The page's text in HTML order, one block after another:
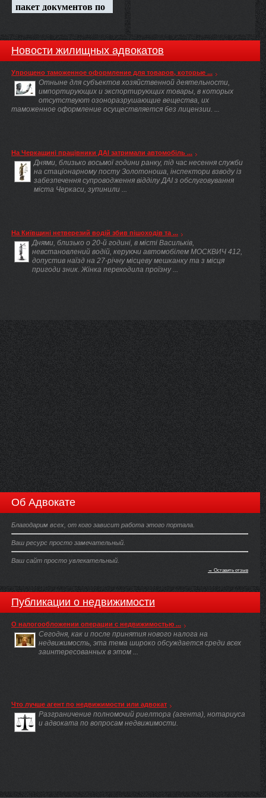
Новости жилищных адвокатов
Упрощено таможенное оформление для товаров, которые ...
Отныне для субъектов хозяйственной деятельности,
импортирующих и экспортирующих товары, в которых
отсутствуют озоноразрушающие вещества, их
таможенное оформление осуществляется без лицензии. ...
На Черкащині працівники ДАІ затримали автомобіль ...
Днями, близько восьмої години ранку, під час несення служби
на стаціонарному посту Золотоноша, інспектори взводу із
забезпечення супроводження відділу ДАІ з обслуговування
міста Черкаси, зупинили ...
На Київщині нетверезий водій збив пішоходів та ...
Днями, близько о 20-й годині, в місті Васильків,
невстановлений водій, керуючи автомобілем МОСКВИЧ 412,
допустив наїзд на 27-річну місцеву мешканку та з місця
пригоди зник. Жінка переходила проїзну ...
Об Адвокате
Благодарим всех, от кого зависит работа этого портала.
Ваш ресурс просто замечательный.
Ваш сайт просто увлекательный.
→ Оставить отзыв
Публикации о недвижимости
О налогообложении операции с недвижимостью ...
Сегодня, как и после принятия нового налога на
недвижимость, эта тема широко обсуждается среди всех
заинтересованных в этом ...
Что лучше агент по недвижимости или адвокат
Разграничение полномочий риелтора (агента), нотариуса
и адвоката по вопросам недвижимости.